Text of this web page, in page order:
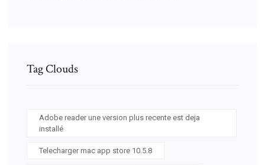
Tag Clouds
Adobe reader une version plus recente est deja
installé
Telecharger mac app store 10.5.8